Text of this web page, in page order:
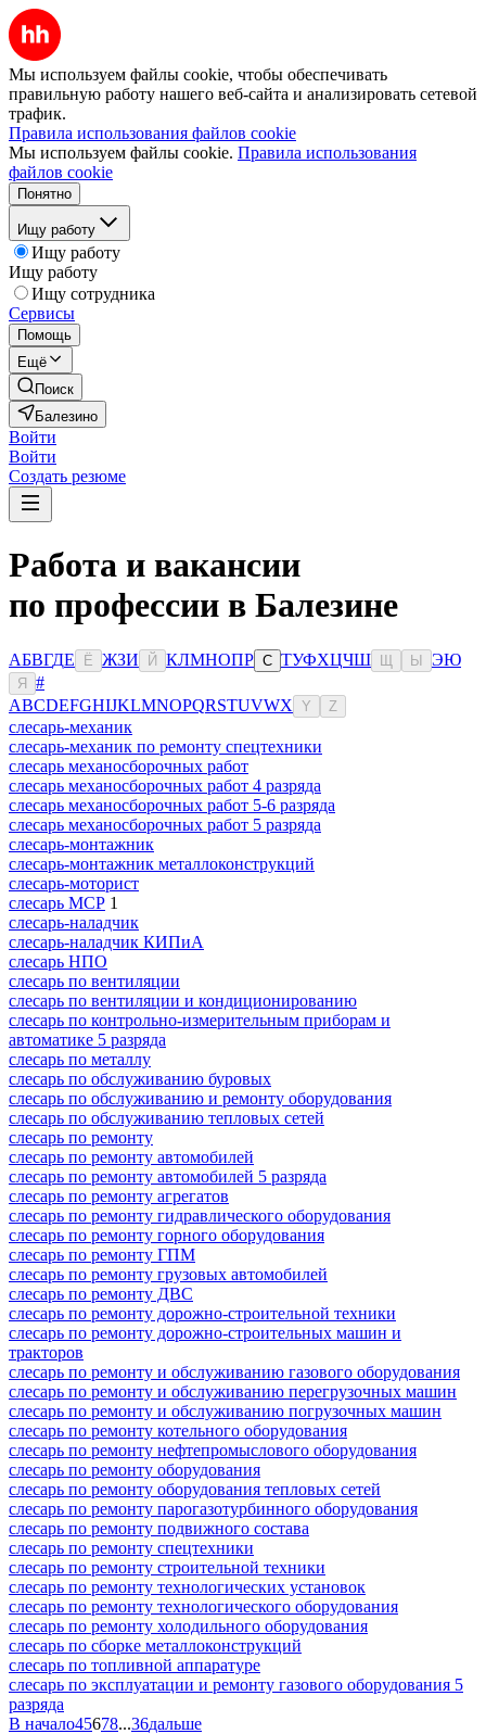
Мы используем файлы cookie, чтобы обеспечивать
правильную работу нашего веб-сайта и анализировать сетевой
трафик.
Правила использования файлов cookie
Мы используем файлы cookie. Правила использования
файлов cookie
Понятно
Ищу работу
Ищу работу
Ищу работу
Ищу сотрудника
Сервисы
Помощь
Ещё
Поиск
Балезино
Войти
Войти
Создать резюме
Работа и вакансии
по профессии в Балезине
АБВГДЕ Ё ЖЗИ Й КЛМНОПР С ТУФХЦЧШ Ы ЭЮ
Я
#
ABCDEFGHIJKLMNOPQRSTUVWX Y Z
слесарь-механик
слесарь-механик по ремонту спецтехники
слесарь механосборочных работ
слесарь механосборочных работ 4 разряда
слесарь механосборочных работ 5-6 разряда
слесарь механосборочных работ 5 разряда
слесарь-монтажник
слесарь-монтажник металлоконструкций
слесарь-моторист
слесарь МСР 1
слесарь-наладчик
слесарь-наладчик КИПиА
слесарь НПО
слесарь по вентиляции
слесарь по вентиляции и кондиционированию
слесарь по контрольно-измерительным приборам и
автоматике 5 разряда
слесарь по металлу
слесарь по обслуживанию буровых
слесарь по обслуживанию и ремонту оборудования
слесарь по обслуживанию тепловых сетей
слесарь по ремонту
слесарь по ремонту автомобилей
слесарь по ремонту автомобилей 5 разряда
слесарь по ремонту агрегатов
слесарь по ремонту гидравлического оборудования
слесарь по ремонту горного оборудования
слесарь по ремонту ГПМ
слесарь по ремонту грузовых автомобилей
слесарь по ремонту ДВС
слесарь по ремонту дорожно-строительной техники
слесарь по ремонту дорожно-строительных машин и
тракторов
слесарь по ремонту и обслуживанию газового оборудования
слесарь по ремонту и обслуживанию перегрузочных машин
слесарь по ремонту и обслуживанию погрузочных машин
слесарь по ремонту котельного оборудования
слесарь по ремонту нефтепромыслового оборудования
слесарь по ремонту оборудования
слесарь по ремонту оборудования тепловых сетей
слесарь по ремонту парогазотурбинного оборудования
слесарь по ремонту подвижного состава
слесарь по ремонту спецтехники
слесарь по ремонту строительной техники
слесарь по ремонту технологических установок
слесарь по ремонту технологического оборудования
слесарь по ремонту холодильного оборудования
слесарь по сборке металлоконструкций
слесарь по топливной аппаратуре
слесарь по эксплуатации и ремонту газового оборудования 5
разряда
В начало45678...36дальше